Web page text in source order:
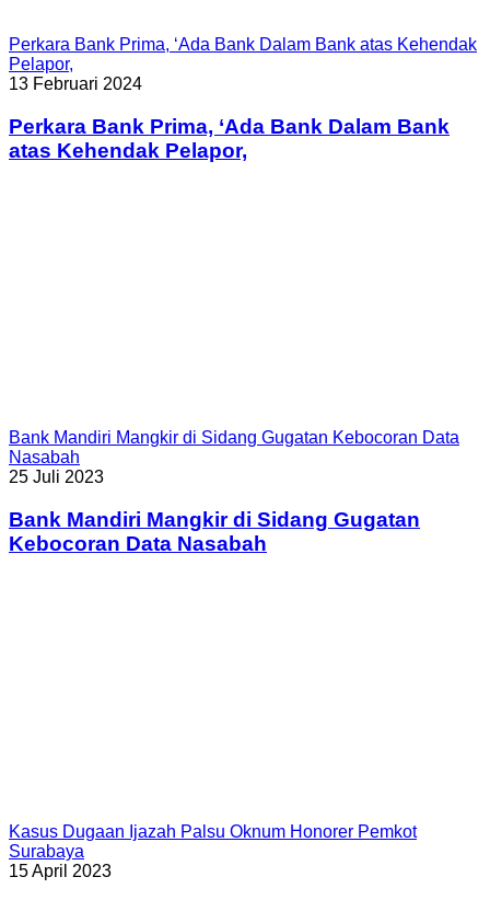
Perkara Bank Prima, ‘Ada Bank Dalam Bank atas Kehendak
Pelapor,
13 Februari 2024
Perkara Bank Prima, ‘Ada Bank Dalam Bank
atas Kehendak Pelapor,
Bank Mandiri Mangkir di Sidang Gugatan Kebocoran Data
Nasabah
25 Juli 2023
Bank Mandiri Mangkir di Sidang Gugatan
Kebocoran Data Nasabah
Kasus Dugaan Ijazah Palsu Oknum Honorer Pemkot
Surabaya
15 April 2023